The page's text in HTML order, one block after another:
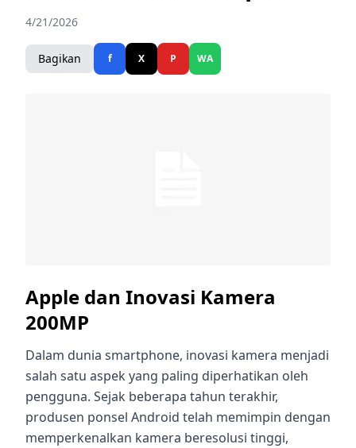
4/21/2026
Bagikan f X P WA
Apple dan Inovasi Kamera
200MP
Dalam dunia smartphone, inovasi kamera menjadi
salah satu aspek yang paling diperhatikan oleh
pengguna. Sejak beberapa tahun terakhir,
produsen ponsel Android telah memimpin dengan
memperkenalkan kamera beresolusi tinggi,